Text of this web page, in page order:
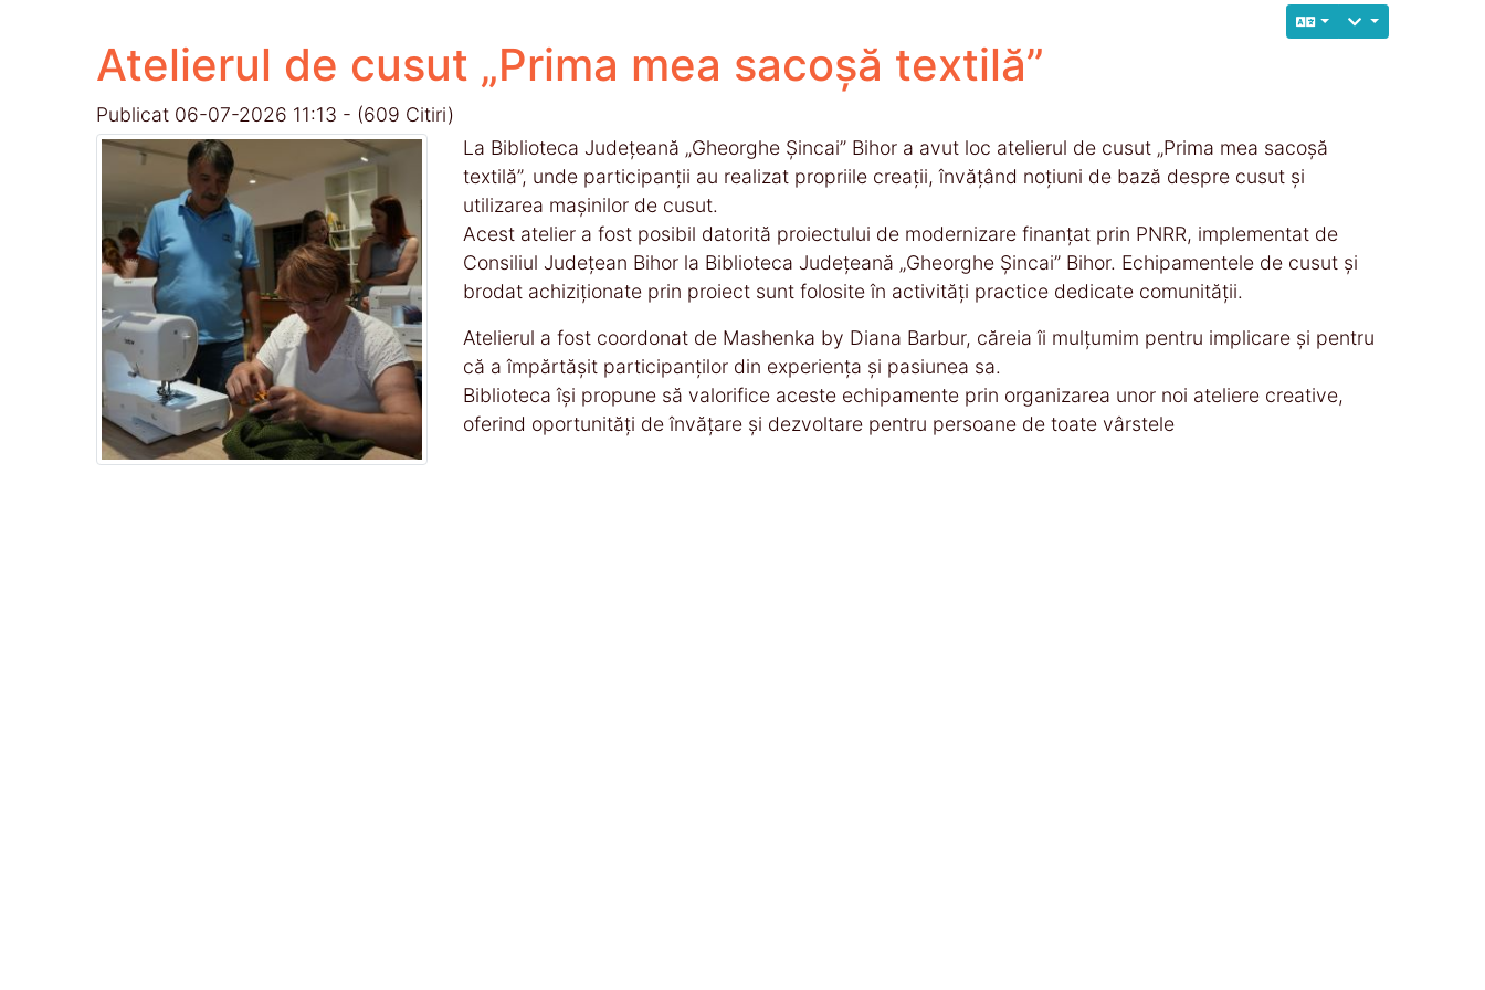
Atelierul de cusut „Prima mea sacoșă textilă”
Publicat 06-07-2026 11:13 - (609 Citiri)
La Biblioteca Județeană „Gheorghe Șincai” Bihor a avut loc atelierul de cusut „Prima mea sacoșă
textilă”, unde participanții au realizat propriile creații, învățând noțiuni de bază despre cusut și
utilizarea mașinilor de cusut.
Acest atelier a fost posibil datorită proiectului de modernizare finanțat prin PNRR, implementat de
Consiliul Judeţean Bihor la Biblioteca Județeană „Gheorghe Șincai” Bihor. Echipamentele de cusut și
brodat achiziționate prin proiect sunt folosite în activități practice dedicate comunității.
Atelierul a fost coordonat de Mashenka by Diana Barbur, căreia îi mulțumim pentru implicare și pentru
că a împărtășit participanților din experiența și pasiunea sa.
Biblioteca își propune să valorifice aceste echipamente prin organizarea unor noi ateliere creative,
oferind oportunități de învățare și dezvoltare pentru persoane de toate vârstele